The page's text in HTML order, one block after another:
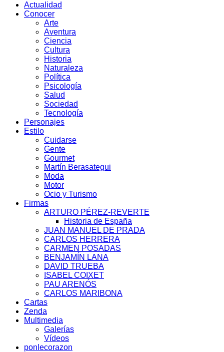
Actualidad
Conocer
Arte
Aventura
Ciencia
Cultura
Historia
Naturaleza
Política
Psicología
Salud
Sociedad
Tecnología
Personajes
Estilo
Cuidarse
Gente
Gourmet
Martín Berasategui
Moda
Motor
Ocio y Turismo
Firmas
ARTURO PÉREZ-REVERTE
Historia de España
JUAN MANUEL DE PRADA
CARLOS HERRERA
CARMEN POSADAS
BENJAMÍN LANA
DAVID TRUEBA
ISABEL COIXET
PAU ARENÓS
CARLOS MARIBONA
Cartas
Zenda
Multimedia
Galerías
Vídeos
ponlecorazon